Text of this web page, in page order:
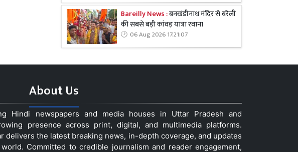
Bareilly News :बनखंडीनाथ मंदिर से बरेली
की सबसे बड़ी कांवड़ यात्रा रवाना
06 Aug 2026 17:21:07
About Us
Hindi newspapers and media houses in Uttar Pradesh and
presence across print, digital, and multimedia platforms.
delivers the latest breaking news, in-depth coverage, and updates
Committed to credible journalism and reader engagement,